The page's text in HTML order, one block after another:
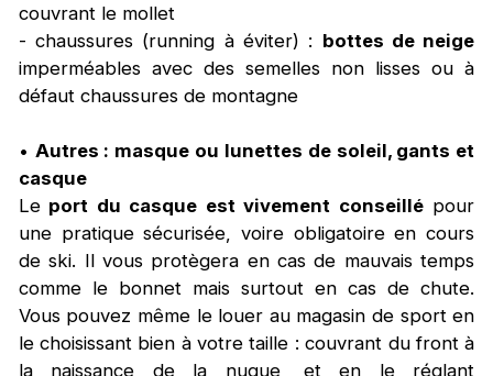
couvrant le mollet
- chaussures (running à éviter) : bottes de neige
imperméables avec des semelles non lisses ou à
défaut chaussures de montagne
• Autres : masque ou lunettes de soleil, gants et
casque
Leport du casque est vivement conseillépour
une pratique sécurisée, voire obligatoire en cours
de ski. Il vous protègera en cas de mauvais temps
comme le bonnet mais surtout en cas de chute.
Vous pouvez même le louer au magasin de sport en
le choisissant bien à votre taille : couvrant du front à
la naissance de la nuque, et en le réglant